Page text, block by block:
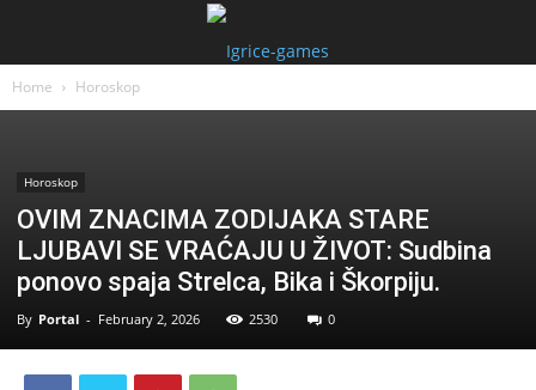
Home Horoskop
Horoskop
OVIM ZNACIMA ZODIJAKA STARE
LJUBAVI SE VRAĆAJU U ŽIVOT: Sudbina
ponovo spaja Strelca, Bika i Škorpiju.
By Portal - February 2, 2026 2530 0